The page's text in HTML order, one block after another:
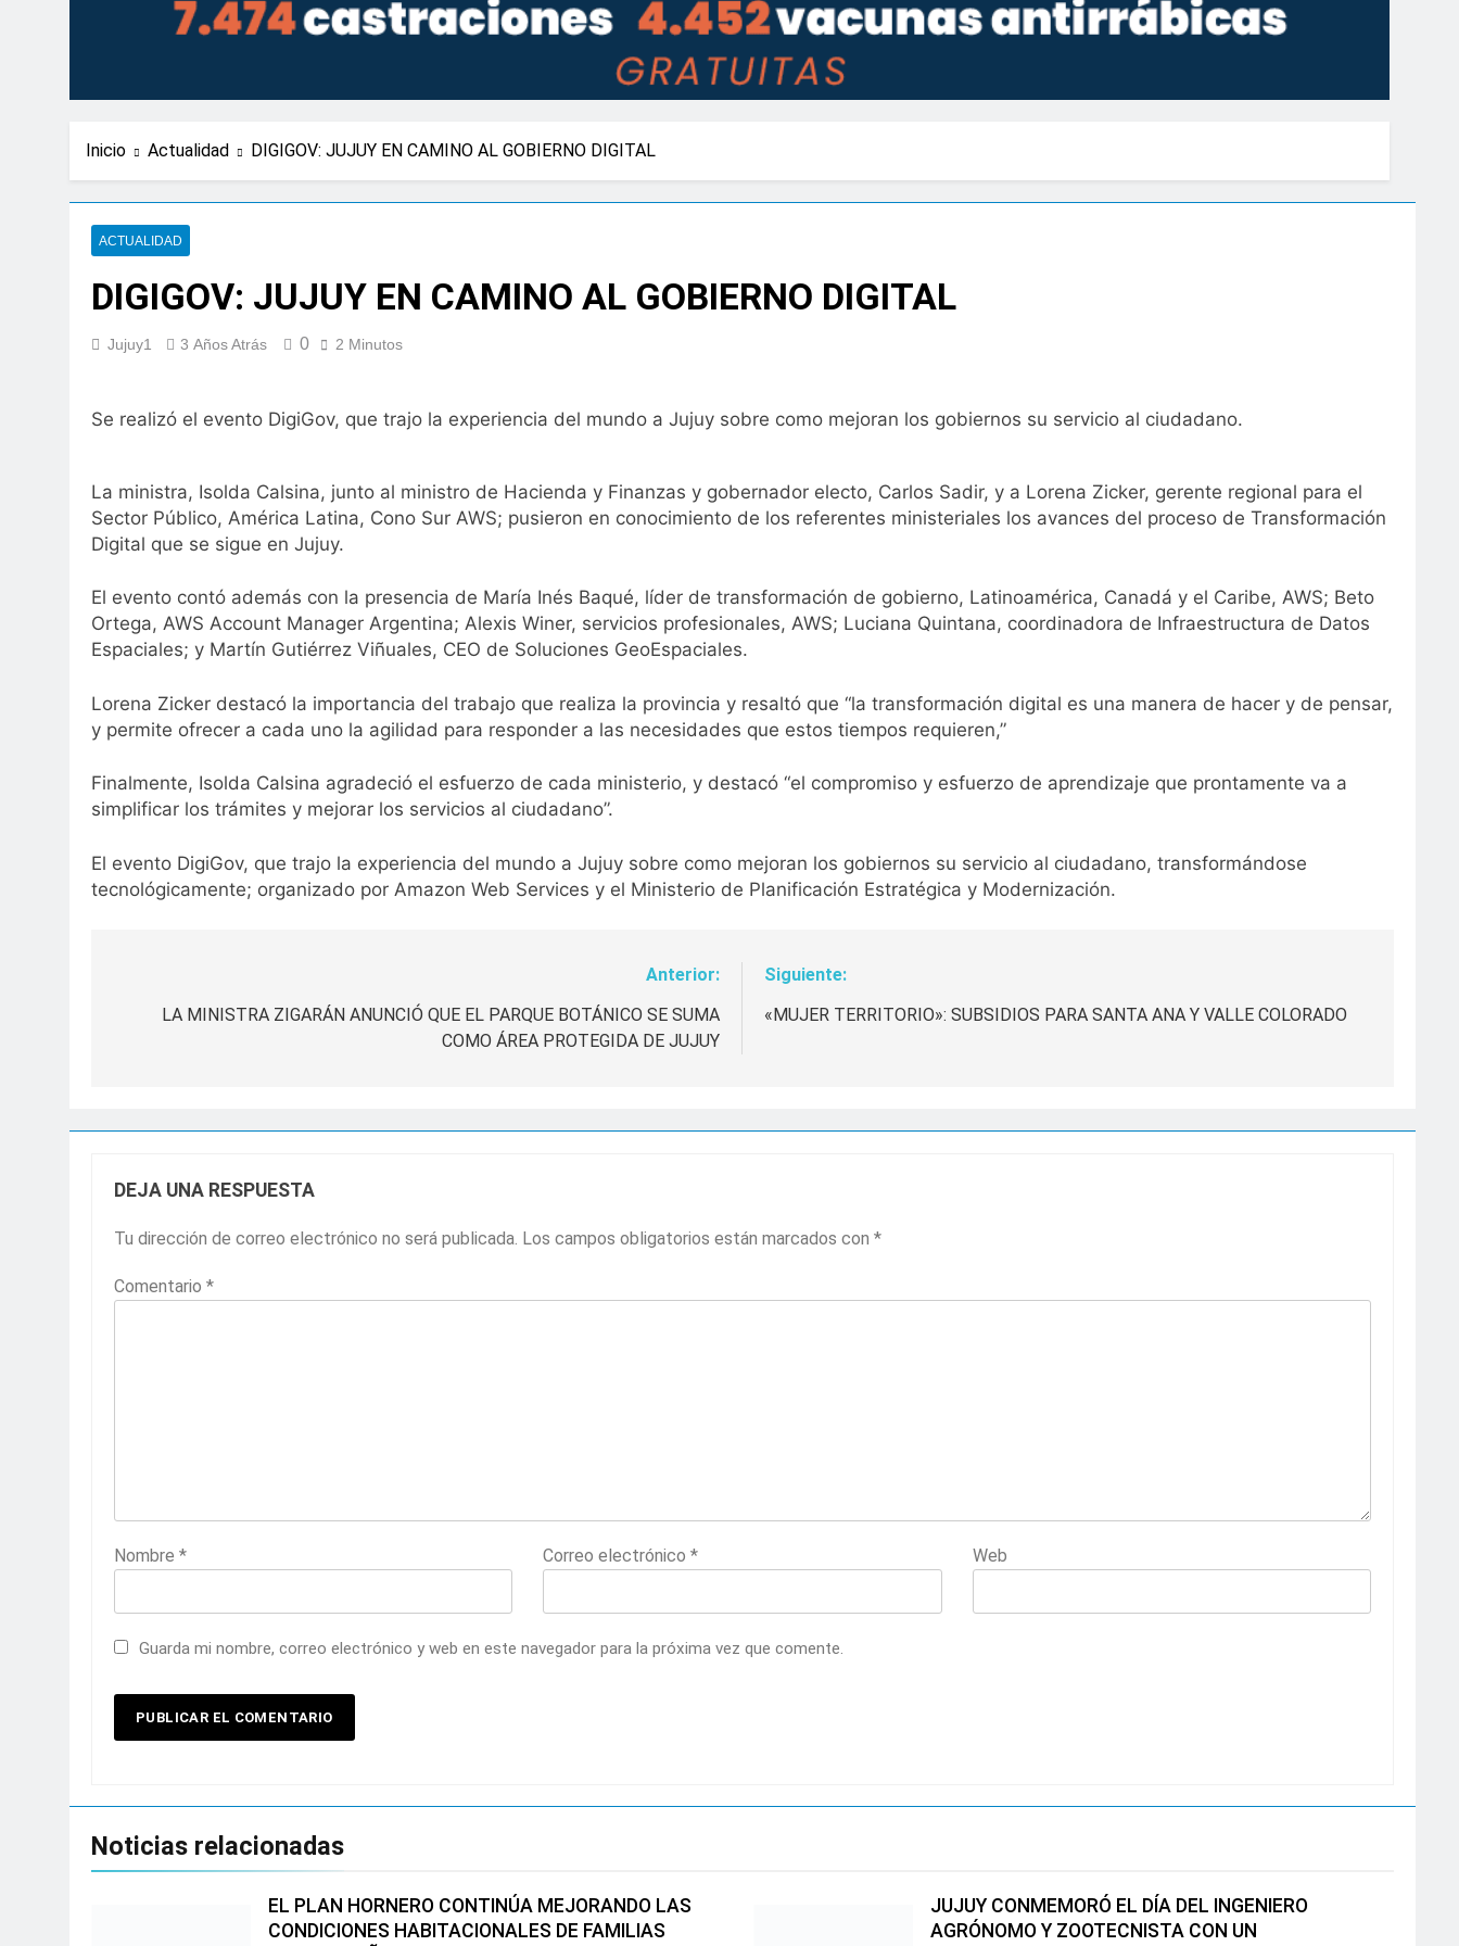
Inicio Actualidad DIGIGOV: JUJUY EN CAMINO AL GOBIERNO DIGITAL
ACTUALIDAD
DIGIGOV: JUJUY EN CAMINO AL GOBIERNO DIGITAL
Jujuy1 3 Años Atrás 0 2 Minutos
Se realizó el evento DigiGov, que trajo la experiencia del mundo a Jujuy sobre como mejoran los gobiernos su servicio al ciudadano.
La ministra, Isolda Calsina, junto al ministro de Hacienda y Finanzas y gobernador electo, Carlos Sadir, y a Lorena Zicker, gerente regional para el
Sector Público, América Latina, Cono Sur AWS; pusieron en conocimiento de los referentes ministeriales los avances del proceso de Transformación
Digital que se sigue en Jujuy.
El evento contó además con la presencia de María Inés Baqué, líder de transformación de gobierno, Latinoamérica, Canadá y el Caribe, AWS; Beto
Ortega, AWS Account Manager Argentina; Alexis Winer, servicios profesionales, AWS; Luciana Quintana, coordinadora de Infraestructura de Datos
Espaciales; y Martín Gutiérrez Viñuales, CEO de Soluciones GeoEspaciales.
Lorena Zicker destacó la importancia del trabajo que realiza la provincia y resaltó que “la transformación digital es una manera de hacer y de pensar,
y permite ofrecer a cada uno la agilidad para responder a las necesidades que estos tiempos requieren,”
Finalmente, Isolda Calsina agradeció el esfuerzo de cada ministerio, y destacó “el compromiso y esfuerzo de aprendizaje que prontamente va a
simplificar los trámites y mejorar los servicios al ciudadano”.
El evento DigiGov, que trajo la experiencia del mundo a Jujuy sobre como mejoran los gobiernos su servicio al ciudadano, transformándose
tecnológicamente; organizado por Amazon Web Services y el Ministerio de Planificación Estratégica y Modernización.
Anterior:
LA MINISTRA ZIGARÁN ANUNCIÓ QUE EL PARQUE BOTÁNICO SE SUMA
COMO ÁREA PROTEGIDA DE JUJUY
Siguiente:
«MUJER TERRITORIO»: SUBSIDIOS PARA SANTA ANA Y VALLE COLORADO
DEJA UNA RESPUESTA
Tu dirección de correo electrónico no será publicada. Los campos obligatorios están marcados con *
Comentario *
Nombre * Correo electrónico* Web
Guarda mi nombre, correo electrónico y web en este navegador para la próxima vez que comente.
Noticias relacionadas
EL PLAN HORNERO CONTINÚA MEJORANDO LAS
CONDICIONES HABITACIONALES DE FAMILIAS
JUJUY CONMEMORÓ EL DÍA DEL INGENIERO
AGRÓNOMO Y ZOOTECNISTA CON UN